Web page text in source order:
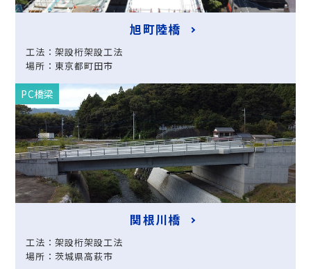
旭町陸橋
工法：架設桁架設工法
場所：東京都町田市
PC橋梁
関根川橋
工法：架設桁架設工法
場所：茨城県高萩市